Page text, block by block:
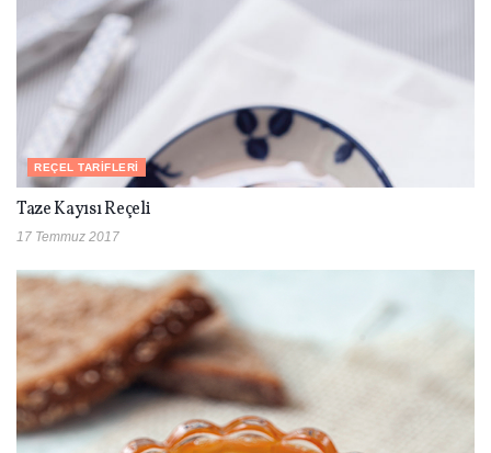
REÇEL TARIFLERI
Taze Kayısı Reçeli
17 Temmuz 2017